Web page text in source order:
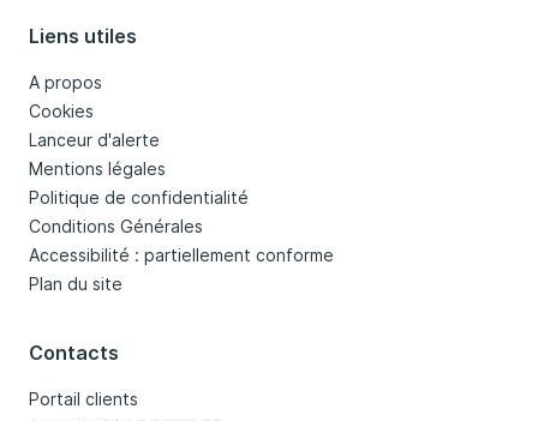
Liens utiles
A propos
Cookies
Lanceur d'alerte
Mentions légales
Politique de confidentialité
Conditions Générales
Accessibilité : partiellement conforme
Plan du site
Contacts
Portail clients